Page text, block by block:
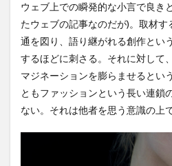
ウェブ上での瞬発的な小言で良き
たウェブの記事なのだが)。取材
通を図り、語り継がれる創作とい
するほどに刺さる。それに対して
マジネーションを膨らませるとい
ともファッションという長い連鎖
ない。それは他者を思う意識の上